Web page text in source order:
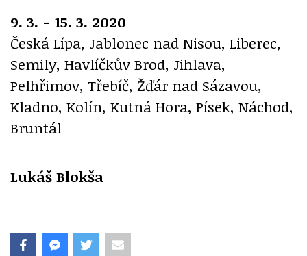
9. 3. - 15. 3. 2020
Česká Lípa, Jablonec nad Nisou, Liberec,
Semily, Havlíčkův Brod, Jihlava,
Pelhřimov, Třebíč, Žďár nad Sázavou,
Kladno, Kolín, Kutná Hora, Písek, Náchod,
Bruntál
Lukáš Blokša